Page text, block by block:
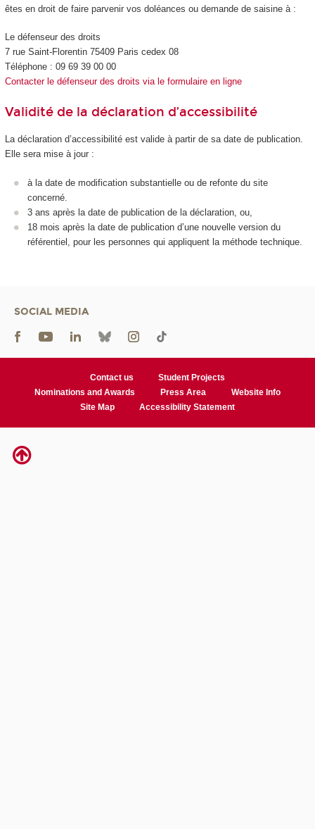
êtes en droit de faire parvenir vos doléances ou demande de saisine à :
Le défenseur des droits
7 rue Saint-Florentin 75409 Paris cedex 08
Téléphone : 09 69 39 00 00
Contacter le défenseur des droits via le formulaire en ligne
Validité de la déclaration d’accessibilité
La déclaration d’accessibilité est valide à partir de sa date de publication.
Elle sera mise à jour :
à la date de modification substantielle ou de refonte du site
concerné.
3 ans après la date de publication de la déclaration, ou,
18 mois après la date de publication d’une nouvelle version du
référentiel, pour les personnes qui appliquent la méthode technique.
SOCIAL MEDIA
Contact us
Student Projects
Nominations and Awards
Press Area
Website Info
Site Map
Accessibility Statement